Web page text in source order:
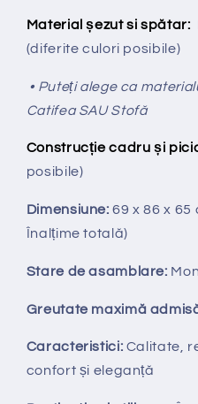
Material șezut si spătar:
(diferite culori posibile)
• Puteți alege ca
Catifea SAU Stofă
Construcție cadru și
posibile)
Dimensiune: 69 x 86 x 65
Înalțime totală)
Stare de asamblare:
Greutate maximă
Caracteristici: Calitate,
confort și eleganță